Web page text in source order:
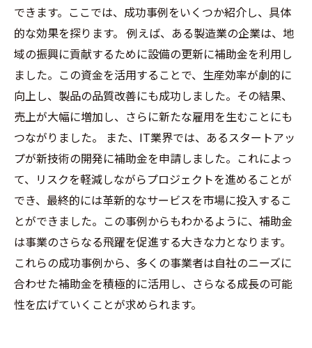
できます。ここでは、成功事例をいくつか紹介し、具体
的な効果を探ります。 例えば、ある製造業の企業は、地
域の振興に貢献するために設備の更新に補助金を利用し
ました。この資金を活用することで、生産効率が劇的に
向上し、製品の品質改善にも成功しました。その結果、
売上が大幅に増加し、さらに新たな雇用を生むことにも
つながりました。 また、IT業界では、あるスタートアッ
プが新技術の開発に補助金を申請しました。これによっ
て、リスクを軽減しながらプロジェクトを進めることが
でき、最終的には革新的なサービスを市場に投入するこ
とができました。この事例からもわかるように、補助金
は事業のさらなる飛躍を促進する大きな力となります。
これらの成功事例から、多くの事業者は自社のニーズに
合わせた補助金を積極的に活用し、さらなる成長の可能
性を広げていくことが求められます。